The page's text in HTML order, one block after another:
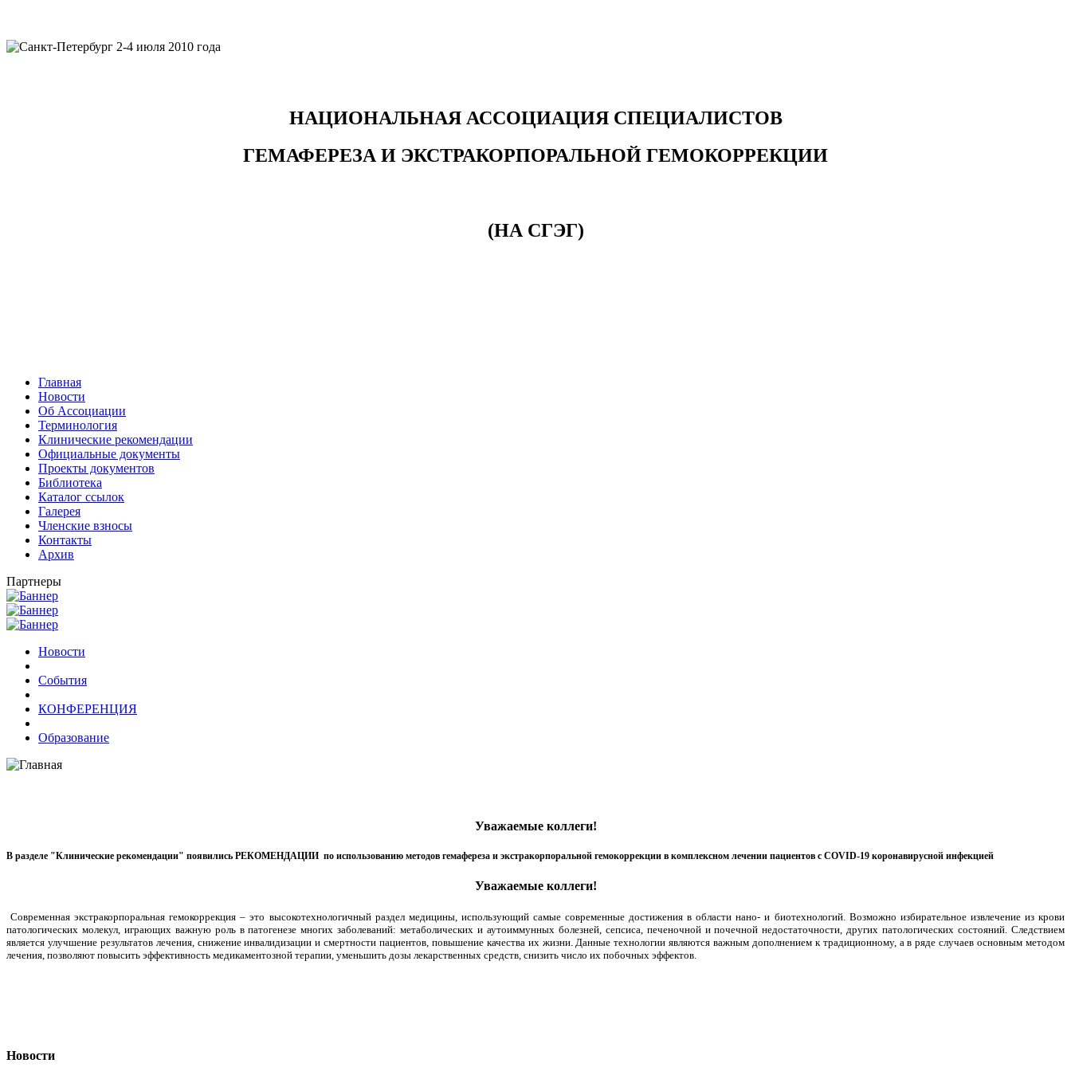
НАЦИОНАЛЬНАЯ АССОЦИАЦИЯ СПЕЦИАЛИСТОВ
ГЕМАФЕРЕЗА И ЭКСТРАКОРПОРАЛЬНОЙ ГЕМОКОРРЕКЦИИ
(НА СГЭГ)
Главная
Новости
Об Ассоциации
Терминология
Клинические рекомендации
Официальные документы
Проекты документов
Библиотека
Каталог ссылок
Галерея
Членские взносы
Контакты
Архив
Партнеры
Новости
События
КОНФЕРЕНЦИЯ
Образование
Уважаемые коллеги!
В разделе "Клинические рекомендации" появились РЕКОМЕНДАЦИИ по использованию методов гемафереза и экстракорпоральной гемокоррекции в комплексном лечении пациентов с COVID-19 коронавирусной инфекцией
Уважаемые коллеги!
Современная экстракорпоральная гемокоррекция – это высокотехнологичный раздел медицины, использующий самые современные достижения в области нано- и биотехнологий. Возможно избирательное извлечение из крови
патологических молекул, играющих важную роль в патогенезе многих заболеваний: метаболических и аутоиммунных болезней, сепсиса, печеночной и почечной недостаточности, других патологических состояний. Следствием
является улучшение результатов лечения, снижение инвалидизации и смертности пациентов, повышение качества их жизни. Данные технологии являются важным дополнением к традиционному, а в ряде случаев основным методом
лечения, позволяют повысить эффективность медикаментозной терапии, уменьшить дозы лекарственных средств, снизить число их побочных эффектов.
Новости